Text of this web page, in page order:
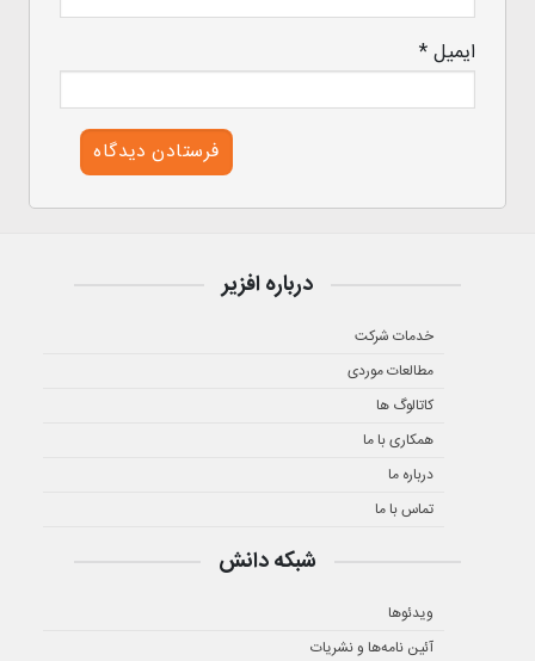
ایمیل*
درباره افزیر
خدمات شرکت
مطالعات موردی
کاتالوگ ها
همکاری با ما
درباره ما
تماس با ما
شبکه دانش
ویدئوها
آئین نامه‌ها و نشریات